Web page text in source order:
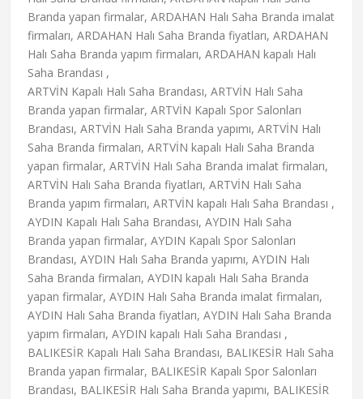
Branda yapan firmalar, ARDAHAN Halı Saha Branda imalat
firmaları, ARDAHAN Halı Saha Branda fiyatları, ARDAHAN
Halı Saha Branda yapım firmaları, ARDAHAN kapalı Halı
Saha Brandası ,
ARTVİN Kapalı Halı Saha Brandası, ARTVİN Halı Saha
Branda yapan firmalar, ARTVİN Kapalı Spor Salonları
Brandası, ARTVİN Halı Saha Branda yapımı, ARTVİN Halı
Saha Branda firmaları, ARTVİN kapalı Halı Saha Branda
yapan firmalar, ARTVİN Halı Saha Branda imalat firmaları,
ARTVİN Halı Saha Branda fiyatları, ARTVİN Halı Saha
Branda yapım firmaları, ARTVİN kapalı Halı Saha Brandası ,
AYDIN Kapalı Halı Saha Brandası, AYDIN Halı Saha
Branda yapan firmalar, AYDIN Kapalı Spor Salonları
Brandası, AYDIN Halı Saha Branda yapımı, AYDIN Halı
Saha Branda firmaları, AYDIN kapalı Halı Saha Branda
yapan firmalar, AYDIN Halı Saha Branda imalat firmaları,
AYDIN Halı Saha Branda fiyatları, AYDIN Halı Saha Branda
yapım firmaları, AYDIN kapalı Halı Saha Brandası ,
BALIKESİR Kapalı Halı Saha Brandası, BALIKESİR Halı Saha
Branda yapan firmalar, BALIKESİR Kapalı Spor Salonları
Brandası, BALIKESİR Halı Saha Branda yapımı, BALIKESİR